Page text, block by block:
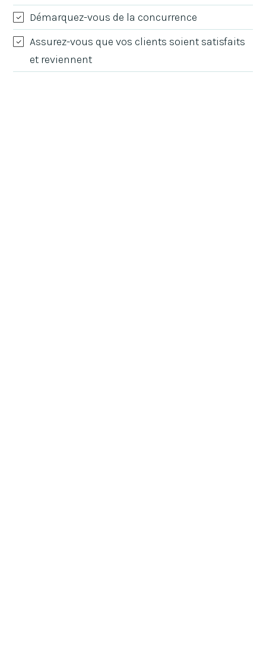
Démarquez-vous de la concurrence
Assurez-vous que vos clients soient satisfaits
et reviennent